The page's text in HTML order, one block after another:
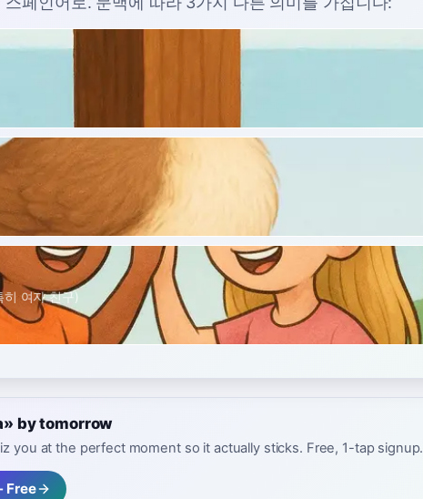
여자 친구)
by tomorrow
you at the perfect moment so it actually sticks. Free, 1-tap signup.
Free